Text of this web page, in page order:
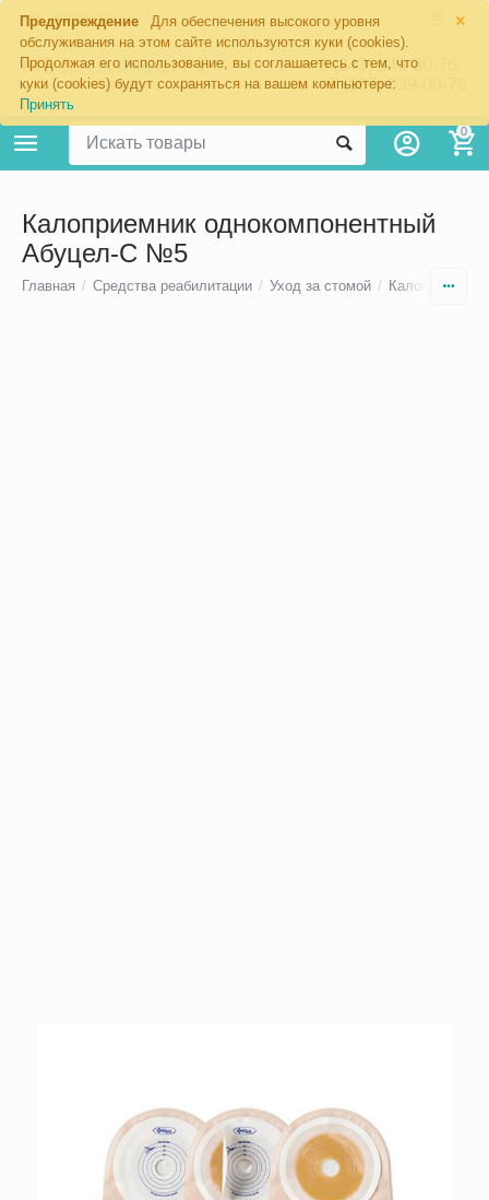
×
Предупреждение
Для обеспечения высокого уровня
обслуживания на этом сайте используются куки (cookies).
Продолжая его использование, вы соглашаетесь с тем, что
куки (cookies) будут сохраняться на вашем компьютере:
Принять
Екатеринбург
8 (343) 344-60-76
+7 (967) 639-00-76
0
Калоприемник однокомпонентный
Абуцел-С №5
Главная / Средства реабилитации / Уход за стомой /